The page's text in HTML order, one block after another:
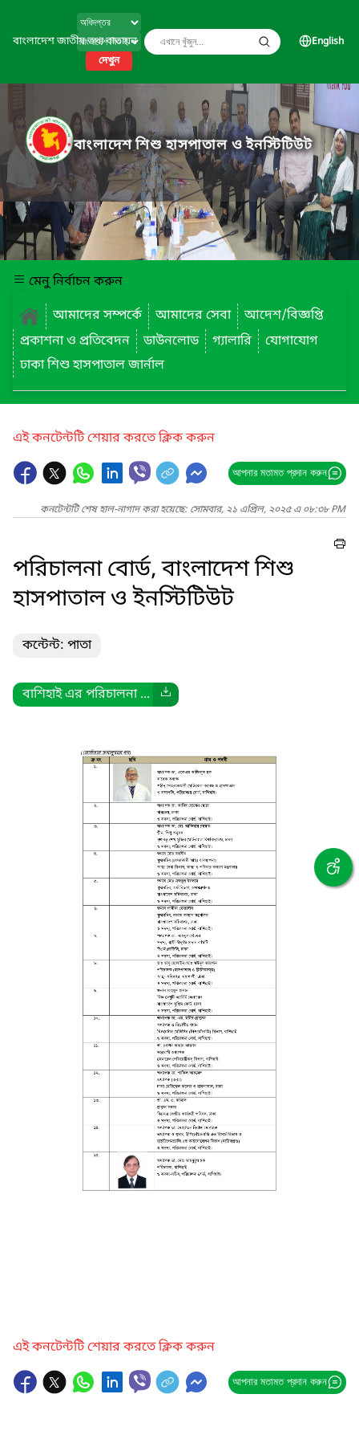
বাংলাদেশ জাতীয় তথ্য বাতায়ন
দেখুন
English
বাংলাদেশ শিশু হাসপাতাল ও ইনস্টিটিউট
মেনু নির্বাচন করুন
আমাদের সম্পর্কে
আমাদের সেবা
আদেশ/বিজ্ঞপ্তি
প্রকাশনা ও প্রতিবেদন
ডাউনলোড গ্যালারি
যোগাযোগ
ঢাকা শিশু হাসপাতাল জার্নাল
এই কনটেন্টটি শেয়ার করতে ক্লিক করুন
আপনার মতামত প্রদান করুন
কনটেন্টটি শেষ হাল-নাগাদ করা হয়েছে: সোমবার, ২১ এপ্রিল, ২০২৫ এ ০৮:৩৮ PM
পরিচালনা বোর্ড, বাংলাদেশ শিশু
হাসপাতাল ও ইনস্টিটিউট
কন্টেন্ট: পাতা
বাশিহাই এর পরিচালনা ...
এই কনটেন্টটি শেয়ার করতে ক্লিক করুন
আপনার মতামত প্রদান করুন